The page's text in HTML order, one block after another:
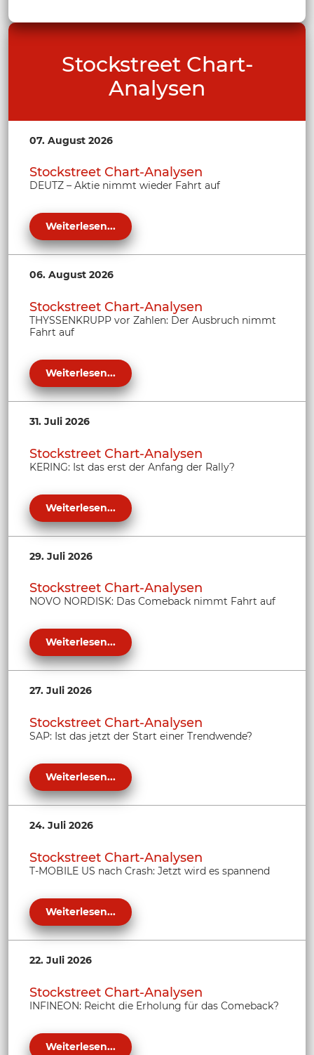
Stockstreet Chart-
Analysen
07. August 2026
Stockstreet Chart-Analysen
DEUTZ – Aktie nimmt wieder Fahrt auf
Weiterlesen...
06. August 2026
Stockstreet Chart-Analysen
THYSSENKRUPP vor Zahlen: Der Ausbruch nimmt
Fahrt auf
Weiterlesen...
31. Juli 2026
Stockstreet Chart-Analysen
KERING: Ist das erst der Anfang der Rally?
Weiterlesen...
29. Juli 2026
Stockstreet Chart-Analysen
NOVO NORDISK: Das Comeback nimmt Fahrt auf
Weiterlesen...
27. Juli 2026
Stockstreet Chart-Analysen
SAP: Ist das jetzt der Start einer Trendwende?
Weiterlesen...
24. Juli 2026
Stockstreet Chart-Analysen
T-MOBILE US nach Crash: Jetzt wird es spannend
Weiterlesen...
22. Juli 2026
Stockstreet Chart-Analysen
INFINEON: Reicht die Erholung für das Comeback?
Weiterlesen...